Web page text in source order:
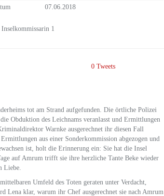
07.06.2018
1
0 Tweets
tot am Strand aufgefunden. Die örtliche Polizei
Obduktion des Leichnams veranlasst und Ermittlungen
Warnke ausgerechnet ihr diesen Fall
aus einer Sonderkommission abgezogen und
ist, holt die Erinnerung ein: Sie hat die Insel
auf Amrum trifft sie ihre herzliche Tante Beke wieder
Liebe.
Umfeld des Toten geraten unter Verdacht,
Lena klar, warum ihr Chef ausgerechnet sie nach Amrum